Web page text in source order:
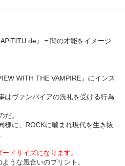
de』＝闇の才能をイメージ
WITH THE VAMPIRE』にインス
はヴァンパイアの洗礼を受ける行為
だ。
様に、ROCKに噛まれ現代を生き抜
ドサイズになります。
うな風合いのプリント。